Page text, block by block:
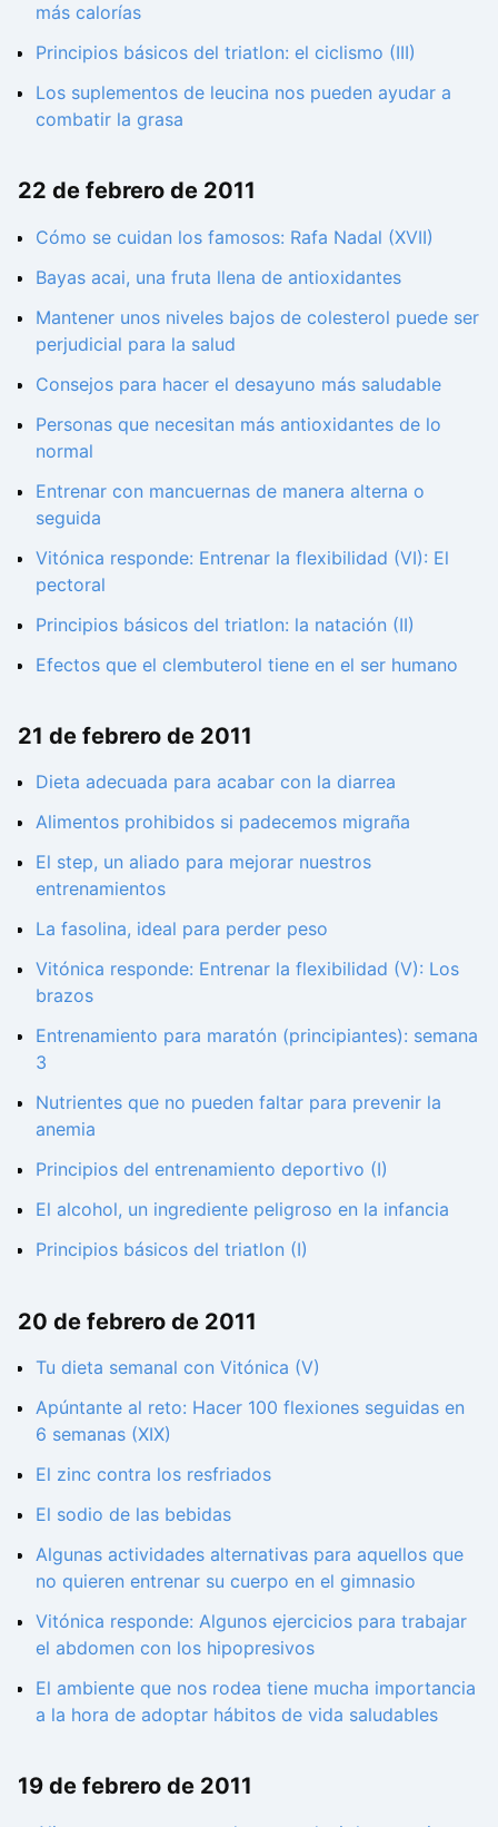
más calorías
Principios básicos del triatlon: el ciclismo (III)
Los suplementos de leucina nos pueden ayudar a
combatir la grasa
22 de febrero de 2011
Cómo se cuidan los famosos: Rafa Nadal (XVII)
Bayas acai, una fruta llena de antioxidantes
Mantener unos niveles bajos de colesterol puede ser
perjudicial para la salud
Consejos para hacer el desayuno más saludable
Personas que necesitan más antioxidantes de lo
normal
Entrenar con mancuernas de manera alterna o
seguida
Vitónica responde: Entrenar la flexibilidad (VI): El
pectoral
Principios básicos del triatlon: la natación (II)
Efectos que el clembuterol tiene en el ser humano
21 de febrero de 2011
Dieta adecuada para acabar con la diarrea
Alimentos prohibidos si padecemos migraña
El step, un aliado para mejorar nuestros
entrenamientos
La fasolina, ideal para perder peso
Vitónica responde: Entrenar la flexibilidad (V): Los
brazos
Entrenamiento para maratón (principiantes): semana
3
Nutrientes que no pueden faltar para prevenir la
anemia
Principios del entrenamiento deportivo (I)
El alcohol, un ingrediente peligroso en la infancia
Principios básicos del triatlon (I)
20 de febrero de 2011
Tu dieta semanal con Vitónica (V)
Apúntante al reto: Hacer 100 flexiones seguidas en
6 semanas (XIX)
El zinc contra los resfriados
El sodio de las bebidas
Algunas actividades alternativas para aquellos que
no quieren entrenar su cuerpo en el gimnasio
Vitónica responde: Algunos ejercicios para trabajar
el abdomen con los hipopresivos
El ambiente que nos rodea tiene mucha importancia
a la hora de adoptar hábitos de vida saludables
19 de febrero de 2011